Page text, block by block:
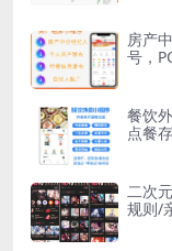
房产
号，
餐饮
点餐
二次
规则/